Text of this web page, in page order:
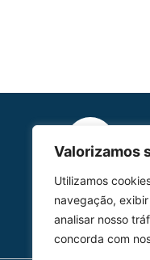
Valorizamos
Utilizamos
navegação,
analisar nosso
concorda com
COM